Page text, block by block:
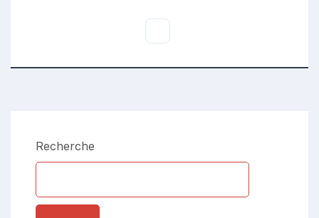
Recherche